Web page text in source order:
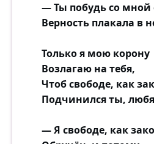
— Ты побудь со мной
Верность плакала в
Только я мою корону
Возлагаю на тебя,
Чтоб свободе, как
Подчинился ты,
— Я свободе, как